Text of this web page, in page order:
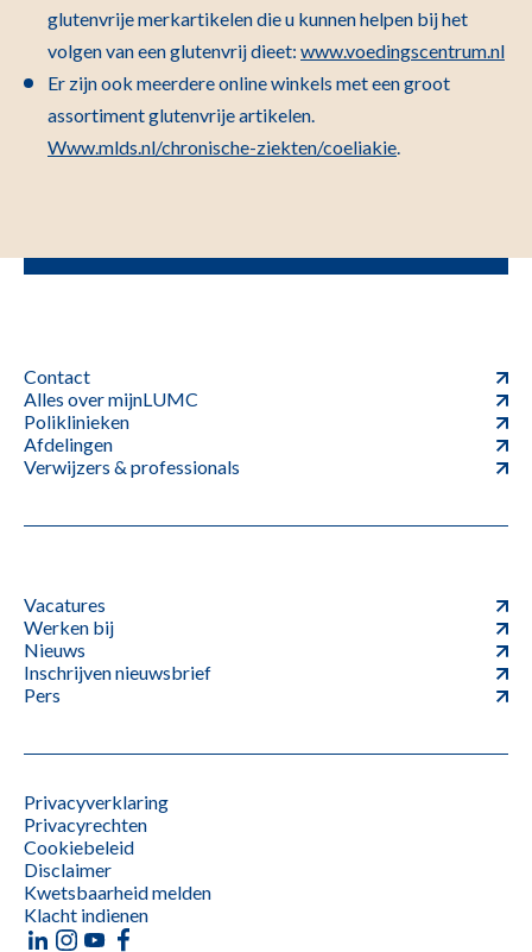
glutenvrije merkartikelen die u kunnen helpen bij het
volgen van een glutenvrij dieet: www.voedingscentrum.nl
Er zijn ook meerdere online winkels met een groot
assortiment glutenvrije artikelen.
Www.mlds.nl/chronische-ziekten/coeliakie.
Contact
Alles over mijnLUMC
Poliklinieken
Afdelingen
Verwijzers & professionals
Vacatures
Werken bij
Nieuws
Inschrijven nieuwsbrief
Pers
Privacyverklaring
Privacyrechten
Cookiebeleid
Disclaimer
Kwetsbaarheid melden
Klacht indienen